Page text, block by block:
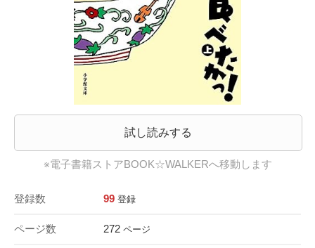
試し読みする
※電子書籍ストアBOOK☆WALKERへ移動します
登録数 99 登録
ページ数 272 ページ